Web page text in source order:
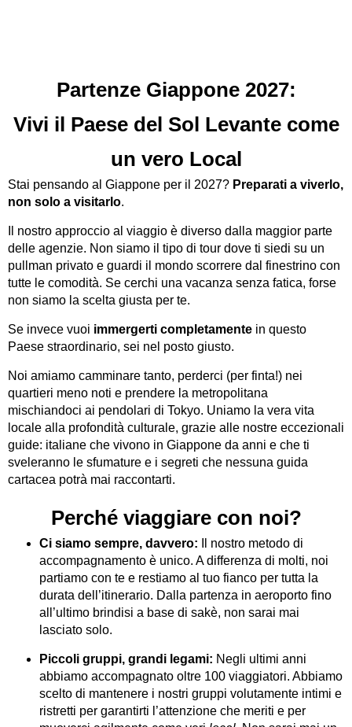
Partenze Giappone 2027:
Vivi il Paese del Sol Levante come
un vero Local
Stai pensando al Giappone per il 2027? Preparati a viverlo,
non solo a visitarlo.
Il nostro approccio al viaggio è diverso dalla maggior parte
delle agenzie. Non siamo il tipo di tour dove ti siedi su un
pullman privato e guardi il mondo scorrere dal finestrino con
tutte le comodità. Se cerchi una vacanza senza fatica, forse
non siamo la scelta giusta per te.
Se invece vuoi immergerti completamente in questo
Paese straordinario, sei nel posto giusto.
Noi amiamo camminare tanto, perderci (per finta!) nei
quartieri meno noti e prendere la metropolitana
mischiandoci ai pendolari di Tokyo. Uniamo la vera vita
locale alla profondità culturale, grazie alle nostre eccezionali
guide: italiane che vivono in Giappone da anni e che ti
sveleranno le sfumature e i segreti che nessuna guida
cartacea potrà mai raccontarti.
Perché viaggiare con noi?
Ci siamo sempre, davvero: Il nostro metodo di
accompagnamento è unico. A differenza di molti, noi
partiamo con te e restiamo al tuo fianco per tutta la
durata dell’itinerario. Dalla partenza in aeroporto fino
all’ultimo brindisi a base di sakè, non sarai mai
lasciato solo.
Piccoli gruppi, grandi legami: Negli ultimi anni
abbiamo accompagnato oltre 100 viaggiatori. Abbiamo
scelto di mantenere i nostri gruppi volutamente intimi e
ristretti per garantirti l’attenzione che meriti e per